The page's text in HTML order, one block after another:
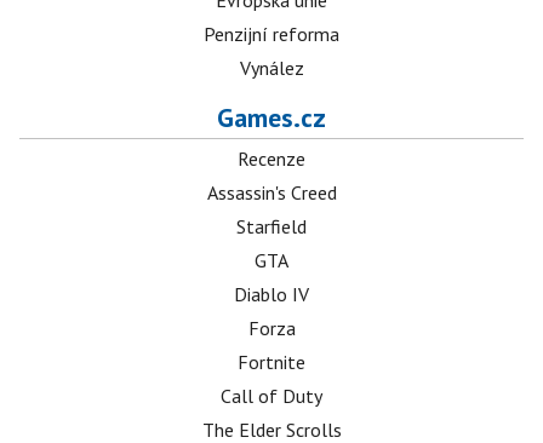
Penzijní reforma
Vynález
Games.cz
Recenze
Assassin's Creed
Starfield
GTA
Diablo IV
Forza
Fortnite
Call of Duty
The Elder Scrolls